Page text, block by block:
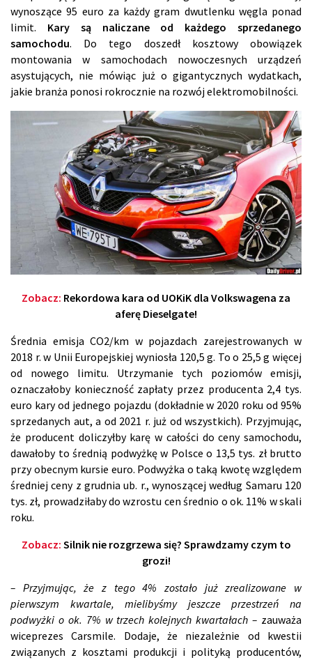
wynoszące 95 euro za każdy gram dwutlenku węgla ponad
limit. Kary są naliczane od każdego sprzedanego
samochodu. Do tego doszedł kosztowy obowiązek
montowania w samochodach nowoczesnych urządzeń
asystujących, nie mówiąc już o gigantycznych wydatkach,
jakie branża ponosi rokrocznie na rozwój elektromobilności.
Zobacz: Rekordowa kara od UOKiK dla Volkswagena za
aferę Dieselgate!
Średnia emisja CO2/km w pojazdach zarejestrowanych w
2018 r. w Unii Europejskiej wyniosła 120,5 g. To o 25,5 g więcej
od nowego limitu. Utrzymanie tych poziomów emisji,
oznaczałoby konieczność zapłaty przez producenta 2,4 tys.
euro kary od jednego pojazdu (dokładnie w 2020 roku od 95%
sprzedanych aut, a od 2021 r. już od wszystkich). Przyjmując,
że producent doliczyłby karę w całości do ceny samochodu,
dawałoby to średnią podwyżkę w Polsce o 13,5 tys. zł brutto
przy obecnym kursie euro. Podwyżka o taką kwotę względem
średniej ceny z grudnia ub. r., wynoszącej według Samaru 120
tys. zł, prowadziłaby do wzrostu cen średnio o ok. 11% w skali
roku.
Zobacz: Silnik nie rozgrzewa się? Sprawdzamy czym to
grozi!
– Przyjmując, że z tego 4% zostało już zrealizowane w
pierwszym kwartale, mielibyśmy jeszcze przestrzeń na
podwyżki o ok. 7% w trzech kolejnych kwartałach – zauważa
wiceprezes Carsmile. Dodaje, że niezależnie od kwestii
związanych z kosztami produkcji i polityką producentów,